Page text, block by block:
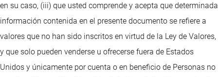
en su caso, (iii) que usted comprende y acepta que determinada
información contenida en el presente documento se refiere a
valores que no han sido inscritos en virtud de la Ley de Valores,
y que solo pueden venderse u ofrecerse fuera de Estados
Unidos y únicamente por cuenta o en beneficio de Personas no